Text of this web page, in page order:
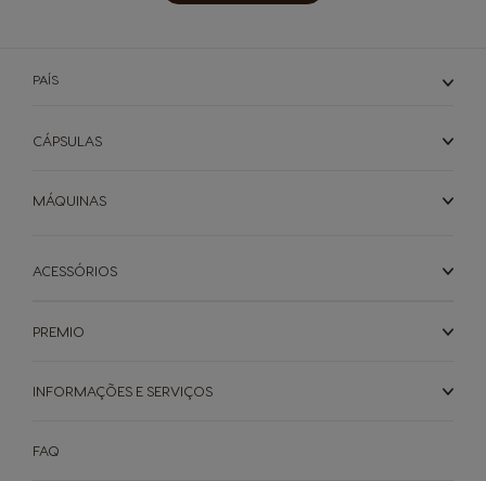
PAÍS
CÁPSULAS
MÁQUINAS
ACESSÓRIOS
PREMIO
INFORMAÇÕES E SERVIÇOS
FAQ